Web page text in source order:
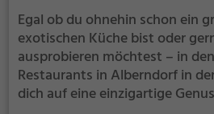
Egal ob du ohnehin schon ein
exotischen Küche bist oder
ausprobieren möchtest – in
Restaurants in Alberndorf in
dich auf eine einzigartige